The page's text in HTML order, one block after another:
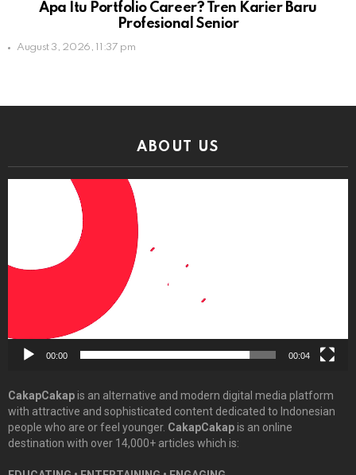
Apa Itu Portfolio Career? Tren Karier Baru
Profesional Senior
August 3, 2026, 11:37 pm
ABOUT US
00:00 00:04
CakapCakapis an alternative and modern digital media platform
with attractive and sophisticated content dedicated to Indonesian
people who are or feel younger. CakapCakapis an online
destination with over 14,000+ articles which is: